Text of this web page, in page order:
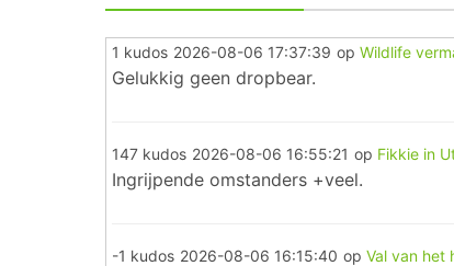
1 kudos 2026-08-06 17:37:39 op Wildlife
Gelukkig geen dropbear.
147 kudos 2026-08-06 16:55:21 op Fikkie in
Ingrijpende omstanders +veel.
-1 kudos 2026-08-06 16:15:40 op Val van het